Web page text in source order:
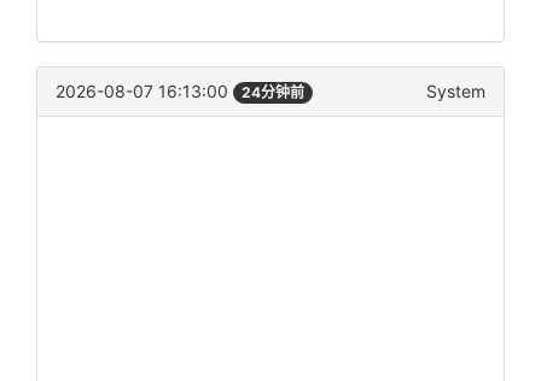
2026-08-07 16:13:00 24分钟前 System